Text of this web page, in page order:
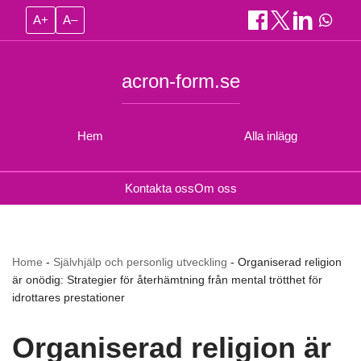
A+ A–
Hem
acron-form.se
Alla inlägg
Kontakta ossOm oss
Home - Självhjälp och personlig utveckling - Organiserad religion
är onödig: Strategier för återhämtning från mental trötthet för
idrottares prestationer
Organiserad religion är